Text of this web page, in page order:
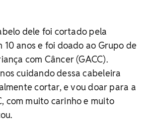
dele foi cortado pela
10 anos e foi doado ao Grupo de
com Câncer (GACC).
cuidando dessa cabeleira
cortar, e vou doar para a
com muito carinho e muito